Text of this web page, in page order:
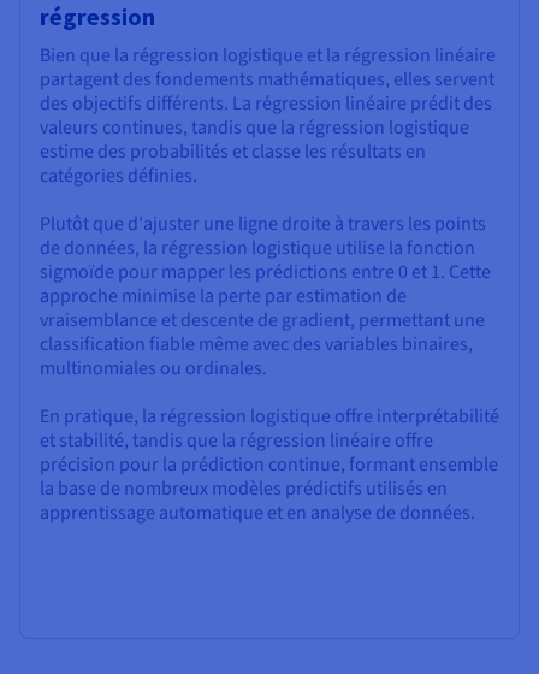
régression
Bien que la régression logistique et la régression linéaire
partagent des fondements mathématiques, elles servent
des objectifs différents. La régression linéaire prédit des
valeurs continues, tandis que la régression logistique
estime des probabilités et classe les résultats en
catégories définies.
Plutôt que d'ajuster une ligne droite à travers les points
de données, la régression logistique utilise la fonction
sigmoïde pour mapper les prédictions entre 0 et 1. Cette
approche minimise la perte par estimation de
vraisemblance et descente de gradient, permettant une
classification fiable même avec des variables binaires,
multinomiales ou ordinales.
En pratique, la régression logistique offre interprétabilité
et stabilité, tandis que la régression linéaire offre
précision pour la prédiction continue, formant ensemble
la base de nombreux modèles prédictifs utilisés en
apprentissage automatique et en analyse de données.